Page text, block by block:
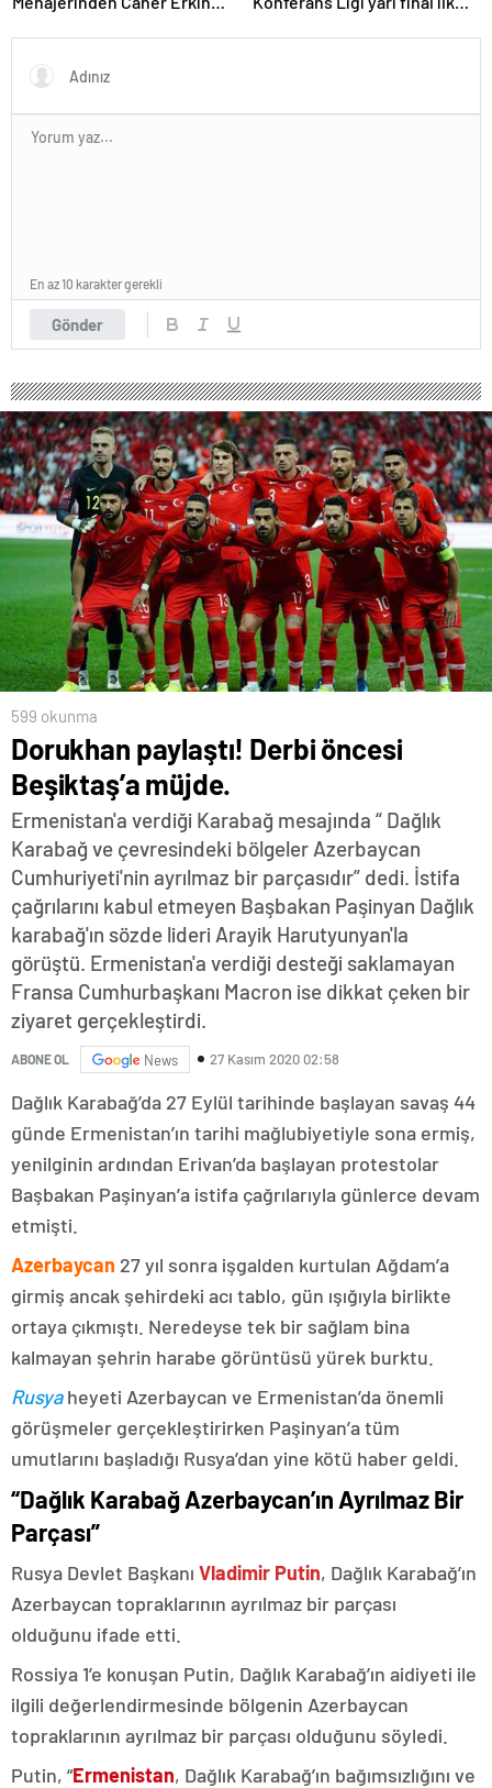
Gönder
En az 10 karakter gerekli
599 okunma
Dorukhan paylaştı! Derbi öncesi
Beşiktaş’a müjde.
Ermenistan'a verdiği Karabağ mesajında “ Dağlık
Karabağ ve çevresindeki bölgeler Azerbaycan
Cumhuriyeti'nin ayrılmaz bir parçasıdır” dedi. İstifa
çağrılarını kabul etmeyen Başbakan Paşinyan Dağlık
karabağ'ın sözde lideri Arayik Harutyunyan'la
görüştü. Ermenistan'a verdiği desteği saklamayan
Fransa Cumhurbaşkanı Macron ise dikkat çeken bir
ziyaret gerçekleştirdi.
ABONE OL News 27 Kasım 2020 02:58
Dağlık Karabağ’da 27 Eylül tarihinde başlayan savaş 44
günde Ermenistan’ın tarihi mağlubiyetiyle sona ermiş,
yenilginin ardından Erivan’da başlayan protestolar
Başbakan Paşinyan’a istifa çağrılarıyla günlerce devam
etmişti.
Azerbaycan 27 yıl sonra işgalden kurtulan Ağdam’a
girmiş ancak şehirdeki acı tablo, gün ışığıyla birlikte
ortaya çıkmıştı. Neredeyse tek bir sağlam bina
kalmayan şehrin harabe görüntüsü yürek burktu.
Rusyaheyeti Azerbaycan ve Ermenistan’da önemli
görüşmeler gerçekleştirirken Paşinyan’a tüm
umutlarını başladığı Rusya’dan yine kötü haber geldi.
“Dağlık Karabağ Azerbaycan’ın Ayrılmaz Bir
Parçası”
Rusya Devlet Başkanı Vladimir Putin, Dağlık Karabağ’ın
Azerbaycan topraklarının ayrılmaz bir parçası
olduğunu ifade etti.
Rossiya 1’e konuşan Putin, Dağlık Karabağ’ın aidiyeti ile
ilgili değerlendirmesinde bölgenin Azerbaycan
topraklarının ayrılmaz bir parçası olduğunu söyledi.
Putin, “Ermenistan, Dağlık Karabağ’ın bağımsızlığını ve